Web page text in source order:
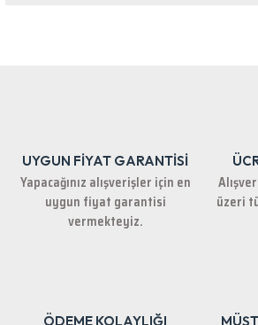
Ürün bilgilerinde hatalar bulunuyor.
Ürün fiyatı diğer sitelerden daha pahalı.
Bu ürüne benzer farklı alternatifler olmalı.
UYGUN FİYAT GARANTİSİ
Yapacağınız alışverişler için en
uygun fiyat garantisi
vermekteyiz.
üzeri
ÖDEME KOLAYLIĞI